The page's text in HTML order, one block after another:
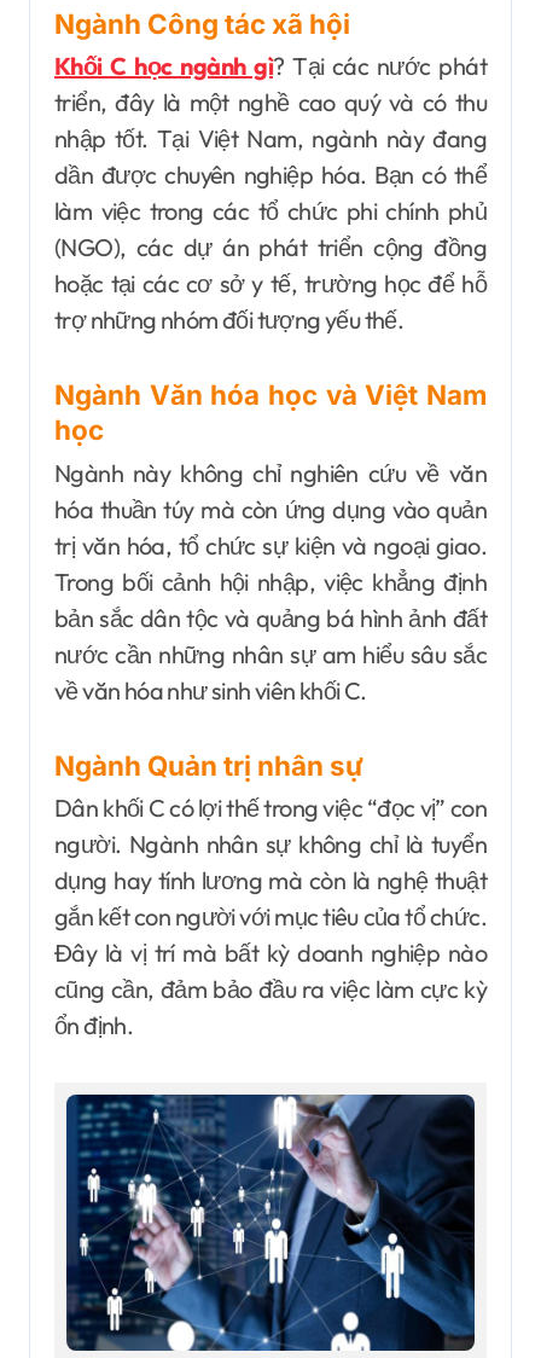
Ngành Công tác xã hội
Khối C học ngành gì? Tại các nước phát
triển, đây là một nghề cao quý và có thu
nhập tốt. Tại Việt Nam, ngành này đang
dần được chuyên nghiệp hóa. Bạn có thể
làm việc trong các tổ chức phi chính phủ
(NGO), các dự án phát triển cộng đồng
hoặc tại các cơ sở y tế, trường học để hỗ
trợ những nhóm đối tượng yếu thế.
Ngành Văn hóa học và Việt Nam
học
Ngành này không chỉ nghiên cứu về văn
hóa thuần túy mà còn ứng dụng vào quản
trị văn hóa, tổ chức sự kiện và ngoại giao.
Trong bối cảnh hội nhập, việc khẳng định
bản sắc dân tộc và quảng bá hình ảnh đất
nước cần những nhân sự am hiểu sâu sắc
về văn hóa như sinh viên khối C.
Ngành Quản trị nhân sự
Dân khối C có lợi thế trong việc “đọc vị” con
người. Ngành nhân sự không chỉ là tuyển
dụng hay tính lương mà còn là nghệ thuật
gắn kết con người với mục tiêu của tổ chức.
Đây là vị trí mà bất kỳ doanh nghiệp nào
cũng cần, đảm bảo đầu ra việc làm cực kỳ
ổn định.